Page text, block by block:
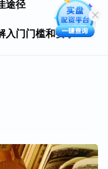
途径
入门门槛和要求